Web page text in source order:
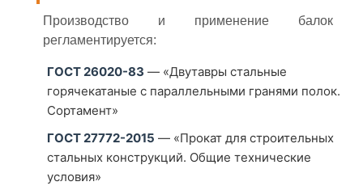
Производство и применение балок
регламентируется:
ГОСТ 26020-83 — «Двутавры стальные
горячекатаные с параллельными гранями полок.
Сортамент»
ГОСТ 27772-2015 — «Прокат для строительных
стальных конструкций. Общие технические
условия»